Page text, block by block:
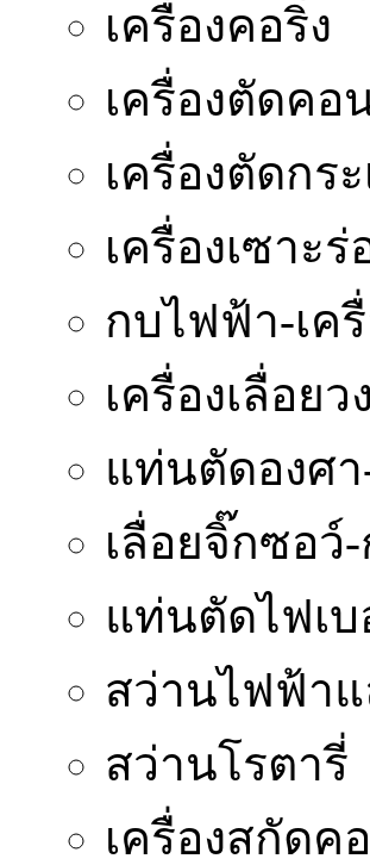
เครื่องคอริ่ง
เครื่องตัดคอ
เครื่องตัดกระ
เครื่องเซาะ
กบไฟฟ้า-เค
เครื่องเลื่อยว
แท่นตัดองศา
เลื่อยจิ๊กซอว์
แท่นตัดไฟเบ
สว่านไฟฟ้า
สว่านโรตารี่
เครื่องสกัดค